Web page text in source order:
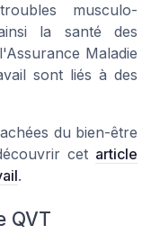
musculo-
la santé des
Maladie
sont liés à des
du bien-être
cet article
.
QVT